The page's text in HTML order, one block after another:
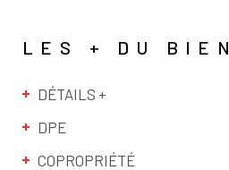
LES + DU BIEN
DÉTAILS +
DPE
COPROPRIÉTÉ